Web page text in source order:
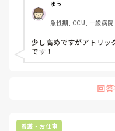
ゆう
急性期, CCU, 一般病院
少し高めですがアトリッ
です！
回
看護・お仕事